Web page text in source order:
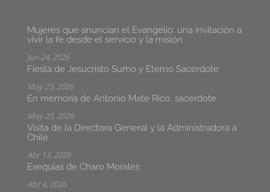
Mujeres que anuncian el Evangelio: una invitación a
vivir la fe desde el servicio y la misión
Jun 24, 2026
Fiesta de Jesucristo Sumo y Eterno Sacerdote
May 23, 2026
En memoria de Antonio Mate Rico, sacerdote
May 23, 2026
Visita de la Directora General y la Administradora a
Chile
Abr 13, 2026
Exequias de Charo Morales
Abr 4, 2026